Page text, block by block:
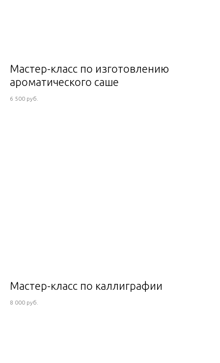
Мастер-класс по изготовлению
ароматического саше
6 500 руб.
Мастер-класс по каллиграфии
8 000 руб.